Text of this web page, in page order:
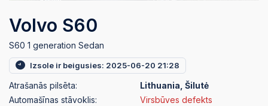
Volvo S60
S60 1 generation Sedan
Izsole ir beigusies: 2025-06-20 21:28
Atrašanās pilsēta:
Lithuania, Šilutė
Automašīnas stāvoklis:
Virsbūves defekts